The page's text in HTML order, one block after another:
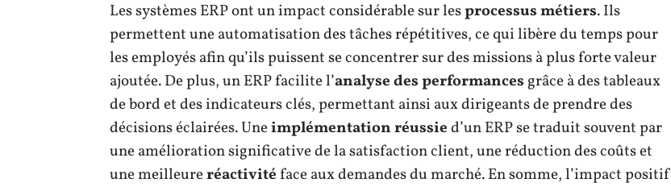
Les systèmes ERP ont un impact considérable sur lesprocessus métiers. Ils
permettent une automatisation des tâches répétitives, ce qui libère du temps pour
les employés afin qu’ils puissent se concentrer sur des missions à plus forte valeur
ajoutée. De plus, un ERP facilite l’analyse des performances grâce à des tableaux
de bord et des indicateurs clés, permettant ainsi aux dirigeants de prendre des
décisions éclairées. Uneimplémentation réussied’un ERP se traduit souvent par
une amélioration significative de la satisfaction client, une réduction des coûts et
une meilleureréactivitéface aux demandes du marché. En somme, l’impact positif